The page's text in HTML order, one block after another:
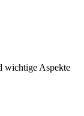
wichtige Aspekte